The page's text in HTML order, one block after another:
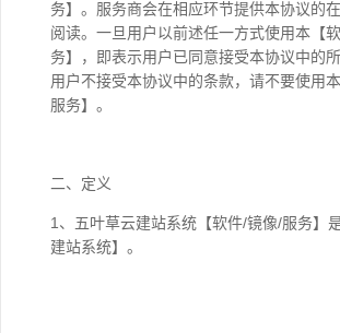
务】。服务商会在相应环节提供本协议的
阅读。一旦用户以前述任一方式使用本【
务】，即表示用户已同意接受本协议中的
用户不接受本协议中的条款，请不要使用
服务】。
二、定义
1、五叶草云建站系统【软件/镜像/服务】
建站系统】。